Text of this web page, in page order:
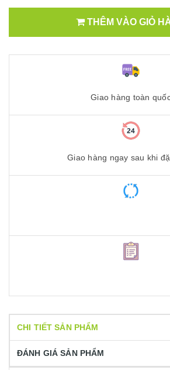
THÊM VÀO GIỎ
Giao hàng toàn
Giao hàng ngay sau khi
CHI TIẾT SẢN PHẨM
ĐÁNH GIÁ SẢN PHẨM